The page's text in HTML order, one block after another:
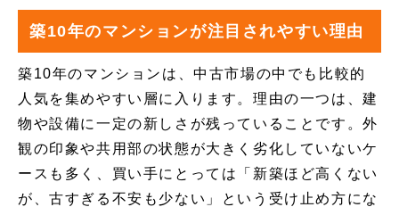
築10年のマンションが注目されやすい理由
築10年のマンションは、中古市場の中でも比較的
人気を集めやすい層に入ります。理由の一つは、建
物や設備に一定の新しさが残っていることです。外
観の印象や共用部の状態が大きく劣化していないケ
ースも多く、買い手にとっては「新築ほど高くない
が、古すぎる不安も少ない」という受け止め方にな